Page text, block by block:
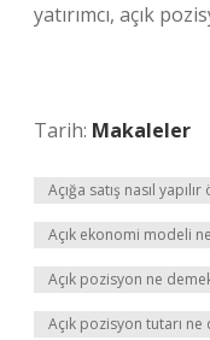
yatırımcı, açık
Tarih: Makaleler
Açığa satış nasıl
Açık ekonomi modeli
Açık pozisyon ne
Açık pozisyon tutarı ne